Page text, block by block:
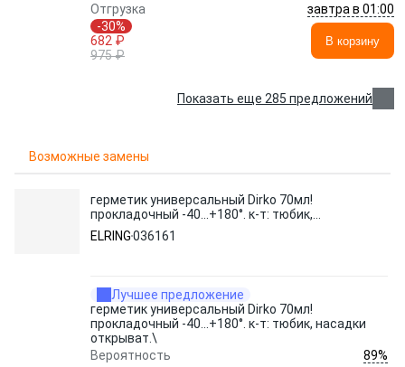
Отгрузка
завтра в 01:00
-30%
682 ₽
975 ₽
В корзину
Показать еще 285 предложений
Возможные замены
герметик универсальный Dirko 70мл!
прокладочный -40...+180°. к-т: тюбик,
насадки открыват.\
ELRING036161
Лучшее предложение
герметик универсальный Dirko 70мл!
прокладочный -40...+180°. к-т: тюбик, насадки
открыват.\
Вероятность
89%